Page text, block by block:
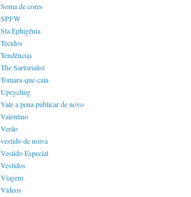
Soma de cores
SPFW
Sta Ephigênia
Tecidos
Tendências
The Sartorialist
Tomara-que-caia
Upcycling
Vale a pena publicar de novo
Valentino
Verão
vestido de noiva
Vestido Especial
Vestidos
Viagem
Vídeos